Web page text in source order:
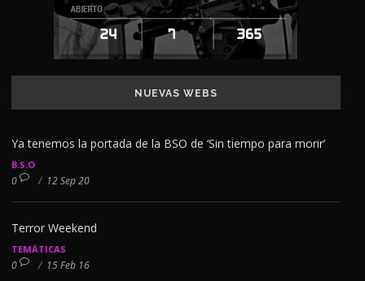
NUEVAS WEBS
Ya tenemos la portada de la BSO de ‘Sin tiempo para morir’
B.S.O
0 / 12 Sep 20
Terror Weekend
TEMÁTICAS
0 / 15 Feb 16